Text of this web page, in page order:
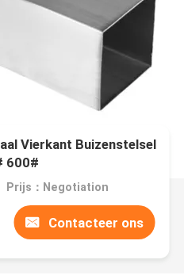
Vierkant Buizenstelsel
600#
Prijs：Negotiation
Contacteer ons